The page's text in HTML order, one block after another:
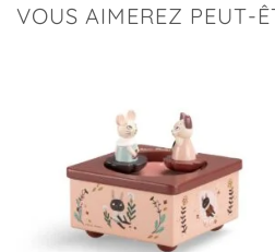
VOUS AIMEREZ PEUT-
d’envies